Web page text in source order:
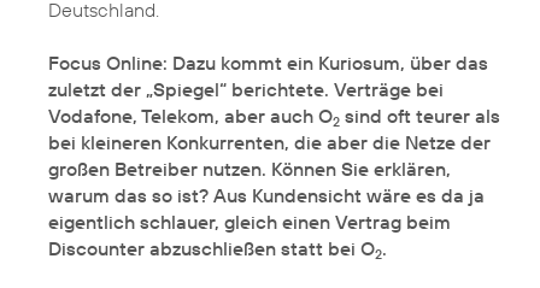
Deutschland.
Focus Online: Dazu kommt ein Kuriosum, über das
zuletzt der „Spiegel“ berichtete. Verträge bei
Vodafone, Telekom, aber auch O2 sind oft teurer als
bei kleineren Konkurrenten, die aber die Netze der
großen Betreiber nutzen. Können Sie erklären,
warum das so ist? Aus Kundensicht wäre es da ja
eigentlich schlauer, gleich einen Vertrag beim
Discounter abzuschließen statt bei O2.